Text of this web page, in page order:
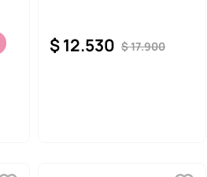
$17.900
$12.530